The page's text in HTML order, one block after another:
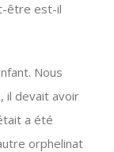
être est-il
Nous
il devait avoir
a été
orphelinat